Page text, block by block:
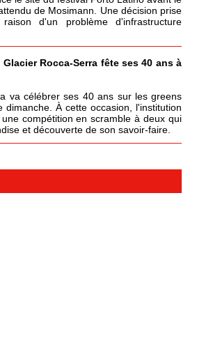
de Mosimann. Une décision prise
d'un problème d'infrastructure
Rocca-Serra fête ses 40 ans à
va célébrer ses 40 ans sur les greens
dimanche. À cette occasion, l'institution
compétition en scramble à deux qui
et découverte de son savoir-faire.